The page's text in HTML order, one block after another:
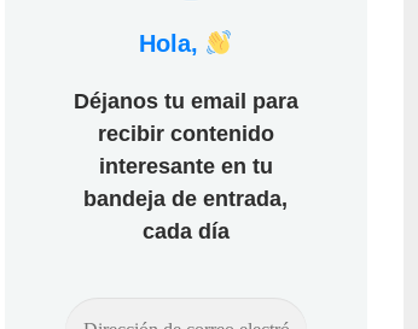
Hola,
Déjanos tu email para
recibir contenido
interesante en tu
bandeja de entrada,
cada día